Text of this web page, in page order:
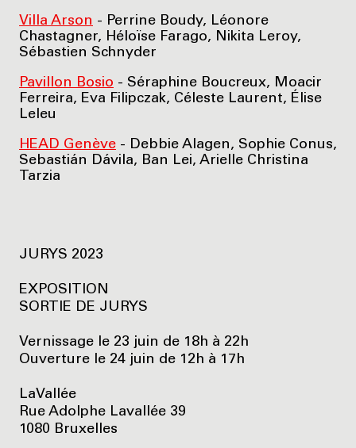
Villa Arson - Perrine Boudy, Léonore
Chastagner, Héloïse Farago, Nikita Leroy,
Sébastien Schnyder
Pavillon Bosio - Séraphine Boucreux, Moacir
Ferreira, Eva Filipczak, Céleste Laurent, Élise
Leleu
HEAD Genève - Debbie Alagen, Sophie Conus,
Sebastián Dávila, Ban Lei, Arielle Christina
Tarzia
JURYS 2023
EXPOSITION
SORTIE DE JURYS
Vernissage le 23 juin de 18h à 22h
Ouverture le 24 juin de 12h à 17h
LaVallée
Rue Adolphe Lavallée 39
1080 Bruxelles